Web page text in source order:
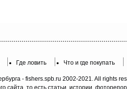
Где ловить Что и где покупать
- fishers.spb.ru 2002-2021. All rights
сайта, то есть статьи, истории,